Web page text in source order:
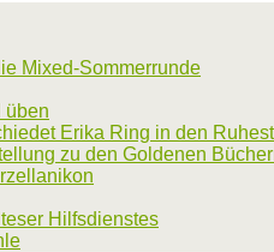
Mixed-Sommerrunde
üben
Erika Ring in den
zu den Goldenen
Hilfsdienstes